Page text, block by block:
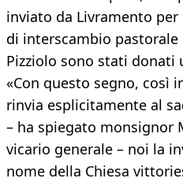
inviato da Livramento
di interscambio
Pizziolo sono stati donati
«Con questo segno, così
rinvia esplicitamente al
– ha spiegato monsignor
vicario generale – noi la
nome della Chiesa